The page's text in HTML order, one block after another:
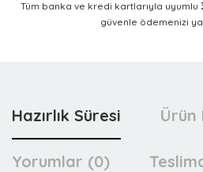
Tüm banka ve kredi kartlarıyla uyumlu
güvenle ödemenizi
Hazırlık Süresi Ürün
Yorumlar (0)